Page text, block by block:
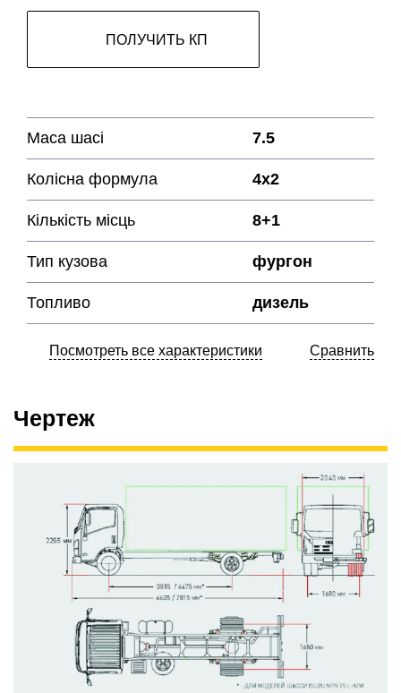
ПОЛУЧИТЬ КП
Маса шасі 7.5
Колісна формула 4х2
Кількість місць 8+1
Тип кузова фургон
Топливо дизель
Посмотреть все характеристики Сравнить
Чертеж